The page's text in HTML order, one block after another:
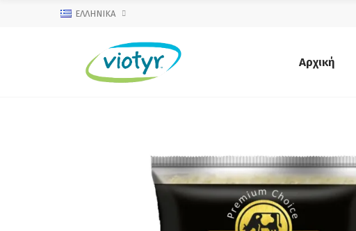
ΕΛΛΗΝΙΚΆ
Αρχική